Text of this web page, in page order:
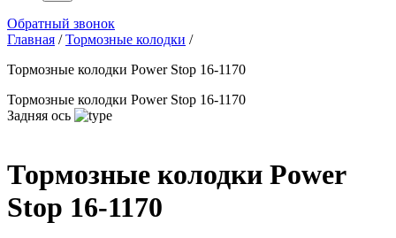
Обратный звонок
Главная / Тормозные колодки /
Тормозные колодки Power Stop 16-1170
Тормозные колодки Power Stop 16-1170
Задняя ось
Тормозные колодки Power
Stop 16-1170